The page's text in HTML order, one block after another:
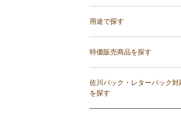
用途で探す
特価販売商品を探す
佐川パック・レターパック対
を探す